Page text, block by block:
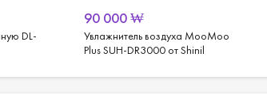
DL-
90 000₩
Увлажнитель воздуха MooMoo
Plus SUH-DR3000 от Shinil